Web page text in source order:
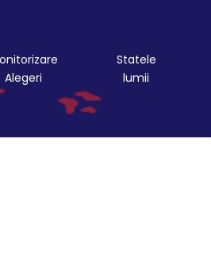
Alegeri
Statele
lumii